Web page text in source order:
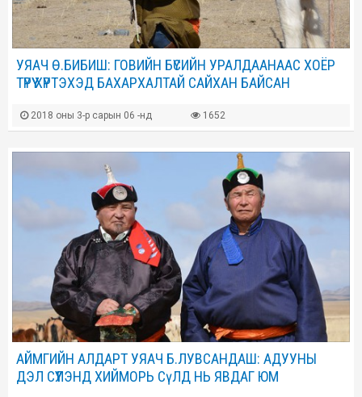
УЯАЧ Ө.БИБИШ: ГОВИЙН БҮСИЙН УРАЛДААНААС ХОЁР
ТҮРҮҮ ХҮРТЭХЭД БАХАРХАЛТАЙ САЙХАН БАЙСАН
2018 оны 3-р сарын 06 -нд 1652
АЙМГИЙН АЛДАРТ УЯАЧ Б.ЛУВСАНДАШ: АДУУНЫ
ДЭЛ СҮҮЛЭНД ХИЙМОРЬ СүЛД НЬ ЯВДАГ ЮМ